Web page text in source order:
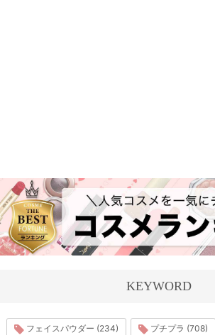
KEYWORD
フェイスパウダー (234) プチプラ (708)